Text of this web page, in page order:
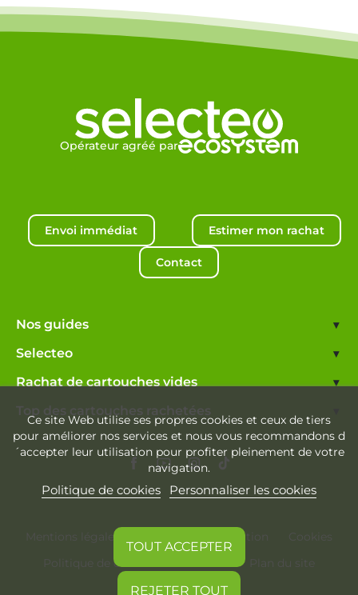
Opérateur agréé par
Envoi immédiat Estimer mon rachat
Contact
Nos guides ▾
Selecteo ▾
Rachat de cartouches vides ▾
Top des cartouches rachetées
Ce site Web utilise ses propres cookies et ceux de tiers
pour améliorer nos services et nous vous recommandons d
´accepter leur utilisation pour profiter pleinement de votre
navigation.
Politique de cookies Personnaliser les cookies
REJETER TOUT
TOUT ACCEPTER
Mentions légales Conditions d'utilisation
Cookies
Politique de confidentialité
Plan du site